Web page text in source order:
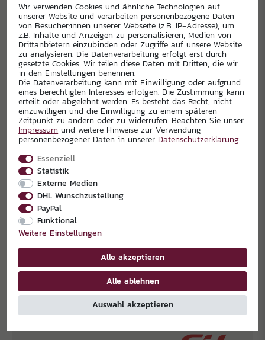
Wir verwenden Cookies und ähnliche Technologien auf
unserer Website und verarbeiten personenbezogene Daten
von Besucher:innen unserer Webseite (z.B. IP-Adresse), um
z.B. Inhalte und Anzeigen zu personalisieren, Medien von
Drittanbietern einzubinden oder Zugriffe auf unsere Website
zu analysieren. Die Datenverarbeitung erfolgt erst durch
gesetzte Cookies. Wir teilen diese Daten mit Dritten, die wir
in den Einstellungen benennen.
Die Datenverarbeitung kann mit Einwilligung oder aufgrund
eines berechtigten Interesses erfolgen. Die Zustimmung kann
erteilt oder abgelehnt werden. Es besteht das Recht, nicht
einzuwilligen und die Einwilligung zu einem späteren
Zeitpunkt zu ändern oder zu widerrufen. Beachten Sie unser
Impressum und weitere Hinweise zur Verwendung
personenbezogener Daten in unserer Daten­schutz­erklärung.
Essenziell
Statistik
Externe Medien
DHL Wunschzustellung
PayPal
Funktional
Weitere Einstellungen
Alle akzeptieren
Alle ablehnen
Auswahl akzeptieren